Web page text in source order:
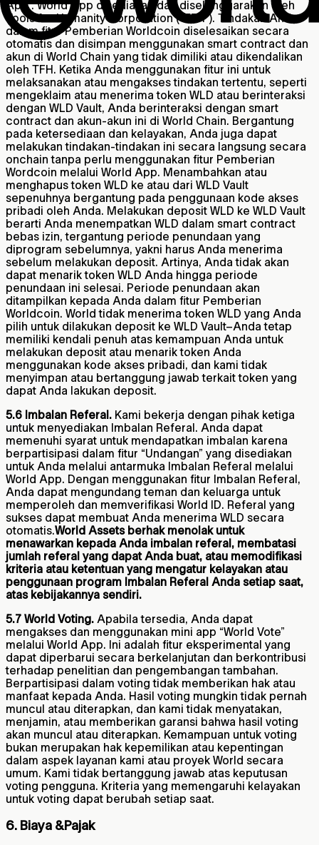
App”. World App disediakan dan diselenggarakan oleh
Tools for Humanity Corporation (“TFH”). Tindakan Anda
dalam fitur Pemberian Worldcoin diselesaikan secara
otomatis dan disimpan menggunakan smart contract dan
akun di World Chain yang tidak dimiliki atau dikendalikan
oleh TFH. Ketika Anda menggunakan fitur ini untuk
melaksanakan atau mengakses tindakan tertentu, seperti
mengeklaim atau menerima token WLD atau berinteraksi
dengan WLD Vault, Anda berinteraksi dengan smart
contract dan akun-akun ini di World Chain. Bergantung
pada ketersediaan dan kelayakan, Anda juga dapat
melakukan tindakan-tindakan ini secara langsung secara
onchain tanpa perlu menggunakan fitur Pemberian
Wordcoin melalui World App. Menambahkan atau
menghapus token WLD ke atau dari WLD Vault
sepenuhnya bergantung pada penggunaan kode akses
pribadi oleh Anda. Melakukan deposit WLD ke WLD Vault
berarti Anda menempatkan WLD dalam smart contract
bebas izin, tergantung periode penundaan yang
diprogram sebelumnya, yakni harus Anda menerima
sebelum melakukan deposit. Artinya, Anda tidak akan
dapat menarik token WLD Anda hingga periode
penundaan ini selesai. Periode penundaan akan
ditampilkan kepada Anda dalam fitur Pemberian
Worldcoin. World tidak menerima token WLD yang Anda
pilih untuk dilakukan deposit ke WLD Vault–Anda tetap
memiliki kendali penuh atas kemampuan Anda untuk
melakukan deposit atau menarik token Anda
menggunakan kode akses pribadi, dan kami tidak
menyimpan atau bertanggung jawab terkait token yang
dapat Anda lakukan deposit.
5.6 Imbalan Referal. Kami bekerja dengan pihak ketiga
untuk menyediakan Imbalan Referal. Anda dapat
memenuhi syarat untuk mendapatkan imbalan karena
berpartisipasi dalam fitur “Undangan” yang disediakan
untuk Anda melalui antarmuka Imbalan Referal melalui
World App. Dengan menggunakan fitur Imbalan Referal,
Anda dapat mengundang teman dan keluarga untuk
memperoleh dan memverifikasi World ID. Referal yang
sukses dapat membuat Anda menerima WLD secara
otomatis.World Assets berhak menolak untuk
menawarkan kepada Anda imbalan referal, membatasi
jumlah referal yang dapat Anda buat, atau memodifikasi
kriteria atau ketentuan yang mengatur kelayakan atau
penggunaan program Imbalan Referal Anda setiap saat,
atas kebijakannya sendiri.
5.7 World Voting. Apabila tersedia, Anda dapat
mengakses dan menggunakan mini app “World Vote”
melalui World App. Ini adalah fitur eksperimental yang
dapat diperbarui secara berkelanjutan dan berkontribusi
terhadap penelitian dan pengembangan tambahan.
Berpartisipasi dalam voting tidak memberikan hak atau
manfaat kepada Anda. Hasil voting mungkin tidak pernah
muncul atau diterapkan, dan kami tidak menyatakan,
menjamin, atau memberikan garansi bahwa hasil voting
akan muncul atau diterapkan. Kemampuan untuk voting
bukan merupakan hak kepemilikan atau kepentingan
dalam aspek layanan kami atau proyek World secara
umum. Kami tidak bertanggung jawab atas keputusan
voting pengguna. Kriteria yang memengaruhi kelayakan
untuk voting dapat berubah setiap saat.
6. Biaya &Pajak